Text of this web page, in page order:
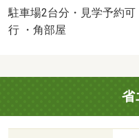
駐車場2台分・見学予約
行 ・角部屋
省